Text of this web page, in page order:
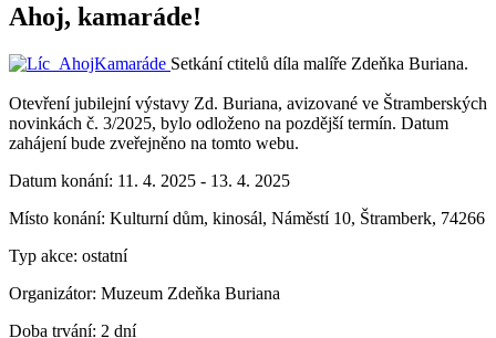
Ahoj, kamaráde!
Setkání ctitelů díla malíře Zdeňka Buriana.
Otevření jubilejní výstavy Zd. Buriana, avizované ve Štramberských
novinkách č. 3/2025, bylo odloženo na pozdější termín. Datum
zahájení bude zveřejněno na tomto webu.
Datum konání: 11. 4. 2025 - 13. 4. 2025
Místo konání: Kulturní dům, kinosál, Náměstí 10, Štramberk, 74266
Typ akce: ostatní
Organizátor: Muzeum Zdeňka Buriana
Doba trvání: 2 dní